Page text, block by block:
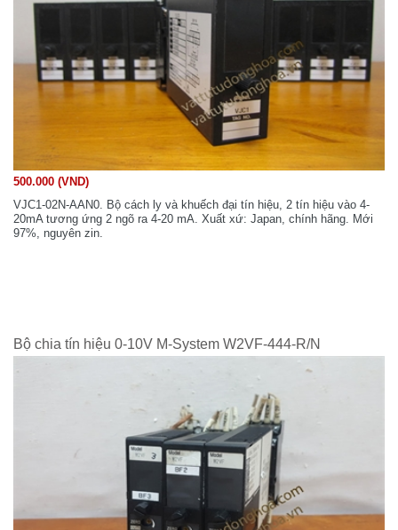
500.000 (VND)
VJC1-02N-AAN0. Bộ cách ly và khuếch đại tín hiệu, 2 tín hiệu vào 4-
20mA tương ứng 2 ngõ ra 4-20 mA. Xuất xứ: Japan, chính hãng. Mới
97%, nguyên zin.
Bộ chia tín hiệu 0-10V M-System W2VF-444-R/N